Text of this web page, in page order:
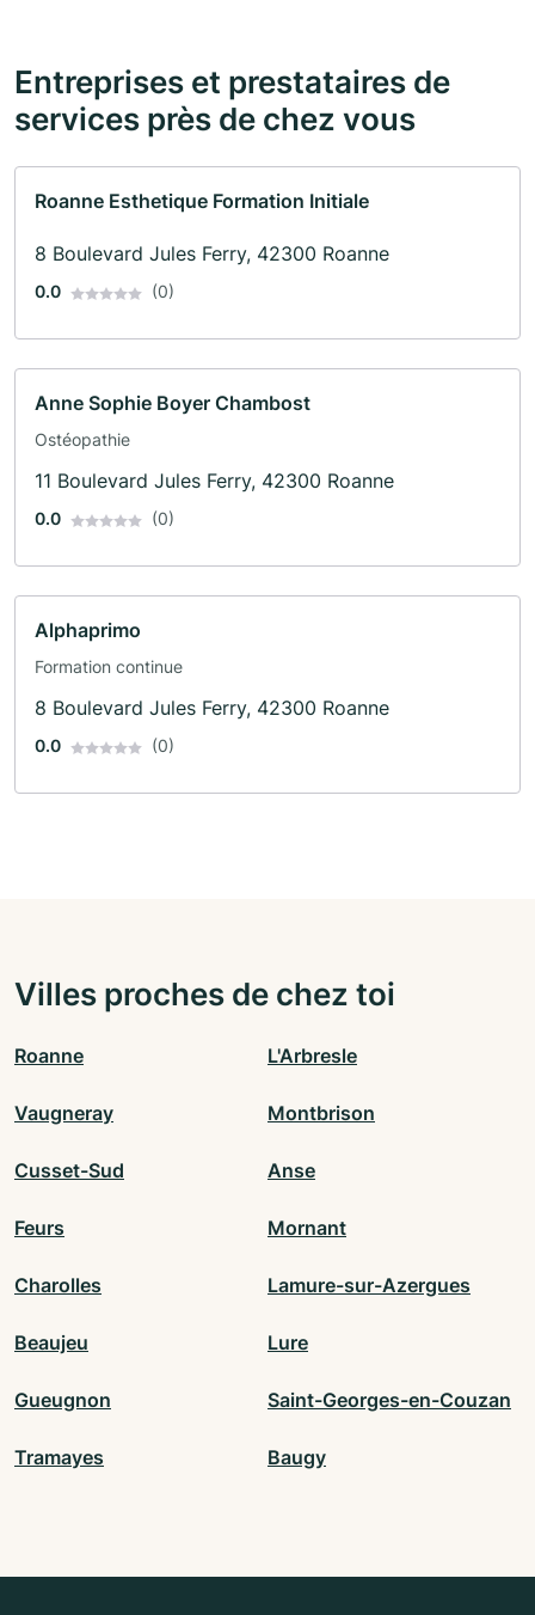
Entreprises et prestataires de
services près de chez vous
Roanne Esthetique Formation Initiale
8 Boulevard Jules Ferry, 42300 Roanne
0.0 (0)
Anne Sophie Boyer Chambost
Ostéopathie
11 Boulevard Jules Ferry, 42300 Roanne
0.0 (0)
Alphaprimo
Formation continue
8 Boulevard Jules Ferry, 42300 Roanne
0.0 (0)
Villes proches de chez toi
Roanne L'Arbresle
Vaugneray Montbrison
Cusset-Sud Anse
Feurs Mornant
Charolles Lamure-sur-Azergues
Beaujeu Lure
Gueugnon Saint-Georges-en-Couzan
Tramayes Baugy